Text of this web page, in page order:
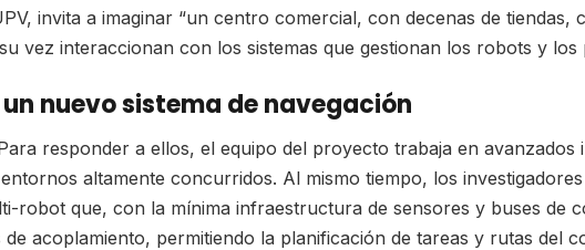
invita a imaginar “un centro comercial, con decenas de tiendas,
vez interaccionan con los sistemas que gestionan los robots y los
nuevo sistema de navegación
responder a ellos, el equipo del proyecto trabaja en
altamente concurridos. Al mismo tiempo, los
robot que, con la mínima infraestructura de sensores y buses de
acoplamiento, permitiendo la planificación de tareas y rutas del